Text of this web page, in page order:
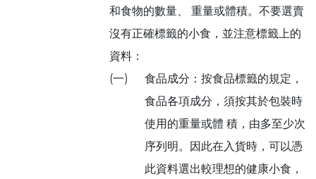
和食物的數量、 重量或體積。不要選賣
沒有正確標籤的小食，並注意標籤上的
資料：
(一)
食品成分：按食品標籤的規定，
食品各項成分，須按其於包裝時
使用的重量或體 積，由多至少次
序列明。因此在入貨時，可以憑
此資料選出較理想的健康小食，